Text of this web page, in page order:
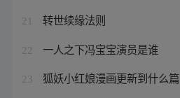
21 转世续缘法则
22 一人之下冯宝宝演员是谁
23 狐妖小红娘漫画更新到什么篇